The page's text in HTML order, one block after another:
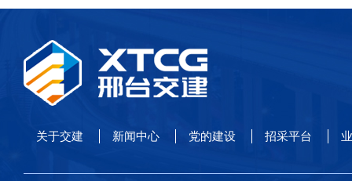
关于交建 新闻中心 党的建设 招采平台 业